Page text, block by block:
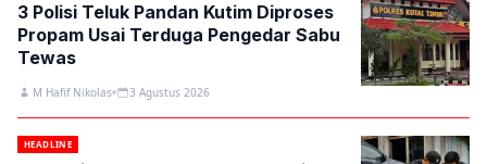
3 Polisi Teluk Pandan Kutim Diproses
Propam Usai Terduga Pengedar Sabu
Tewas
M Hafif Nikolas 3 Agustus 2026
HEADLINE